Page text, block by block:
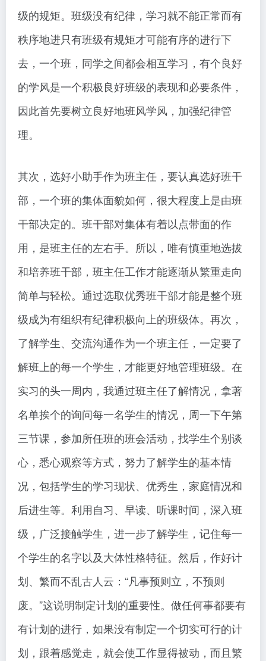
级的规矩。班级没有纪律，学习就不能正常而有
秩序地进只有班级有规矩才可能有序的进行下
去，一个班，同学之间都会相互学习，有个良好
的学风是一个积极良好班级的表现和必要条件，
因此首先要树立良好地班风学风，加强纪律管
理。
其次，选好小助手作为班主任，要认真选好班干
部，一个班的集体面貌如何，很大程度上是由班
干部决定的。班干部对集体有着以点带面的作
用，是班主任的左右手。所以，唯有慎重地选拔
和培养班干部，班主任工作才能逐渐从繁重走向
简单与轻松。通过选取优秀班干部才能是整个班
级成为有组织有纪律积极向上的班级体。再次，
了解学生、交流沟通作为一个班主任，一定要了
解班上的每一个学生，才能更好地管理班级。在
实习的头一周内，我通过班主任了解情况，拿著
名单挨个的询问每一名学生的情况，周一下午第
三节课，参加所任班的班会活动，找学生个别谈
心，悉心观察等方式，努力了解学生的基本情
况，包括学生的学习现状、优秀生，家庭情况和
后进生等。利用自习、早读、听课时间，深入班
级，广泛接触学生，进一步了解学生，记住每一
个学生的名字以及大体性格特征。然后，作好计
划、繁而不乱古人云：“凡事预则立，不预则
废。”这说明制定计划的重要性。做任何事都要有
有计划的进行，如果没有制定一个切实可行的计
划，跟着感觉走，就会使工作显得被动，而且繁